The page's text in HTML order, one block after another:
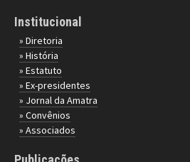
Institucional
» Diretoria
» História
» Estatuto
» Ex-presidentes
» Jornal da Amatra
» Convênios
» Associados